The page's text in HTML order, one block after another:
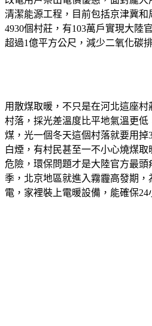
清潔能源工程，目前包括京津冀
4930個村莊，有103萬戶實現大陸
超過1億平方公尺，減少二氧化碳
用散煤取暖，不只是在河北這座
村落，採光差溫度比平地氣溫更
煤，光一個冬天這個村落就要用掉
白煙，有村民甚至一不小心燒煤
危險，環保問題才是大陸官方最
季，北京地區就進入霧霾高發期
電，家裡裝上電暖設備，能確保24